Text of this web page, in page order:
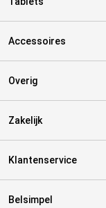
Accessoires
Overig
Zakelijk
Klantenservice
Belsimpel